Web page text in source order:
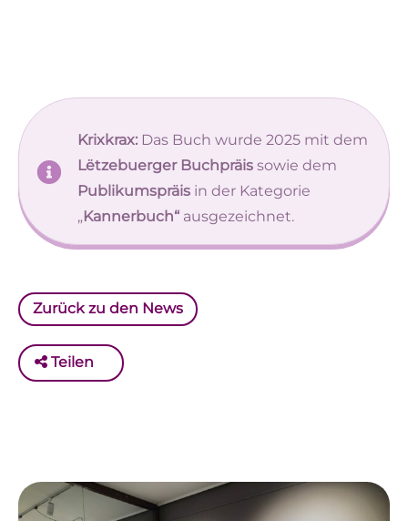
Krixkrax: Das Buch wurde 2025 mit dem
Lëtzebuerger Buchpräis sowie dem
Publikumspräis in der Kategorie
„Kannerbuch“ ausgezeichnet.
Zurück zu den News
Teilen